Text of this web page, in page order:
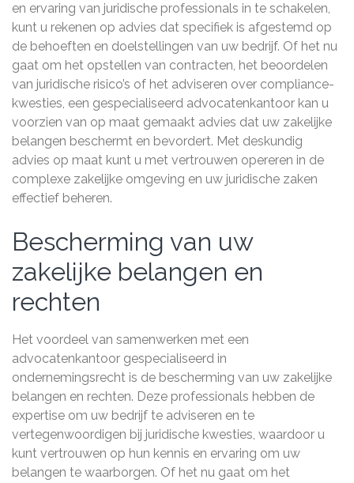
en ervaring van juridische professionals in te schakelen,
kunt u rekenen op advies dat specifiek is afgestemd op
de behoeften en doelstellingen van uw bedrijf. Of het nu
gaat om het opstellen van contracten, het beoordelen
van juridische risico’s of het adviseren over compliance-
kwesties, een gespecialiseerd advocatenkantoor kan u
voorzien van op maat gemaakt advies dat uw zakelijke
belangen beschermt en bevordert. Met deskundig
advies op maat kunt u met vertrouwen opereren in de
complexe zakelijke omgeving en uw juridische zaken
effectief beheren.
Bescherming van uw
zakelijke belangen en
rechten
Het voordeel van samenwerken met een
advocatenkantoor gespecialiseerd in
ondernemingsrecht is de bescherming van uw zakelijke
belangen en rechten. Deze professionals hebben de
expertise om uw bedrijf te adviseren en te
vertegenwoordigen bij juridische kwesties, waardoor u
kunt vertrouwen op hun kennis en ervaring om uw
belangen te waarborgen. Of het nu gaat om het